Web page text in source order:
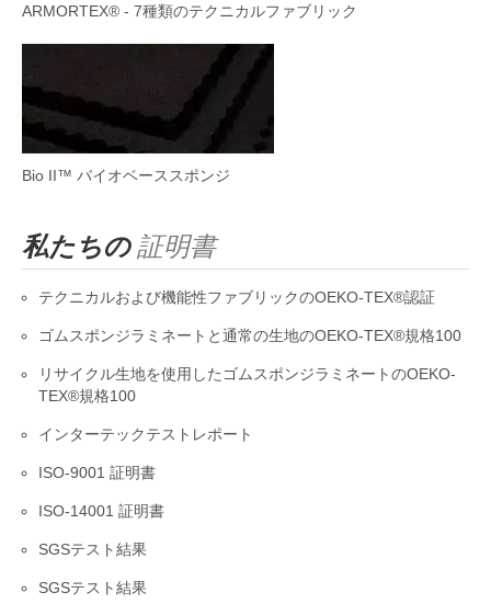
ARMORTEX® - 7種類のテクニカルファブリック
Bio II™ バイオベーススポンジ
私たちの証明書
テクニカルおよび機能性ファブリックのOEKO-TEX®認証
ゴムスポンジラミネートと通常の生地のOEKO-TEX®規格100
リサイクル生地を使用したゴムスポンジラミネートのOEKO-
TEX®規格100
インターテックテストレポート
ISO-9001 証明書
ISO-14001 証明書
SGSテスト結果
SGSテスト結果